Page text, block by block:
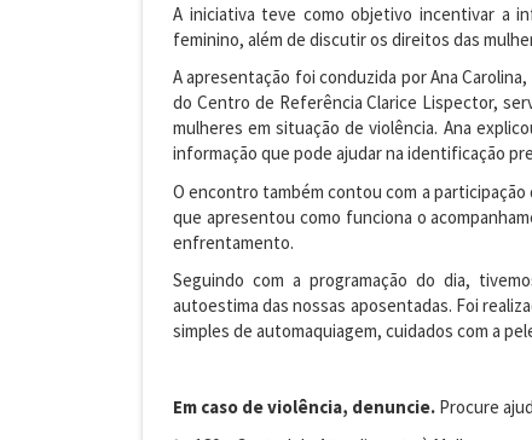
A iniciativa teve como objetivo incentivar a
feminino, além de discutir os direitos das
A apresentação foi conduzida por Ana
do Centro de Referência Clarice Lispector,
mulheres em situação de violência. Ana
informação que pode ajudar na identificação
O encontro também contou com a participação
que apresentou como funciona o
enfrentamento.
Seguindo com a programação do dia,
autoestima das nossas aposentadas. Foi
simples de automaquiagem, cuidados com a
Em caso de violência, denuncie. Procure